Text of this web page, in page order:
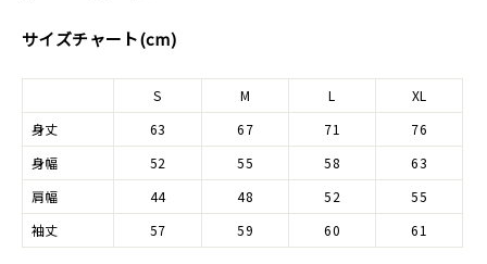
サイズチャート(cm)
S M L
XL
身丈
63 67 71
76
身幅
52 55 58
63
肩幅
44 48 52
55
袖丈
57 59 60 61